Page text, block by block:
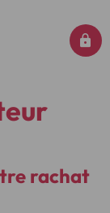
rachat